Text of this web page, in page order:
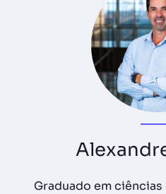
Graduado em